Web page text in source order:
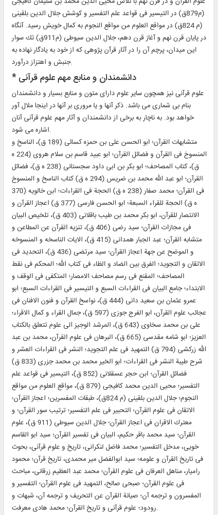
(م‏879ق) در التيسير فى قواعد علم التفسير و كوشش جلال الدين بلقينى
(م 824ق) در مواقع العلوم من مواقع النجوم به كمال خويش رسيد. آن‏گاه
در پايان قرن نهم و آغاز قرن دهم، جلال الدين سيوطى (م‏911ق) تك سوار
اين ميدان، پرچم آن را در آثار قرآن پژوهى كه از خود به يادگار نهاده به
جنبش و اهتزاز درآورد.
* دانشمندان و منابع مهم علوم قرآنى‏
علوم قرآنى نيز همچون ساير علوم داراى متون و منابع بسيار و دانشمندان
بنام بى شمارى مى باشد. ذكر آنها و يا مرورى بر آنها در اينجا ملال آور
خواهد بود. به ناچار به برخى از دانشمندان و آثار مهم علوم قرآنى آنان
اشاره مى شود.
متشابهات القرآن؛ ابو الحسن على بن حمزه كسائى (189 ق)، الناسخ و
المنسوخ فى القرآن و فضائل القرآن؛ ابو عبيد قاسم بن سلام هروى (224 ه
ق)، كتاب المصاحف؛ ابو بكر بن ابى داود سجستانى (238 ه ق)، فضائل
القرآن؛ ابو عبد الله محمد بن ضريس (294 ه ق) كتاب الناسخ و المنسوخ
فى القرآن؛ محمد صفار (238 ه ق) الحجة فى القراءات؛ ابن خالويه (370
ه ق) الحجة للقراء السبعة؛ ابو الحسن فارسى (377 ق) اعجاز القرآن و
الانتصار للقرآن، ابو بكر محمد بن طيب باقلانى (403 ق)، تلخيص البيان
فى مجازات القرآن؛ سيد رضى (406 ق)، تنزيه القرآن عن المطاعن و
متشابه القرآن؛ عبد الجبار همدانى (415 ق)، الايات الناسخه و المنسوخه
و الموضح عن جهة اعجاز القرآن؛ سيد مرتضى (436 ق)، التحديد فى
الاتقان و التجويد؛ الفرق بين الضاد و الظاء فى كتاب الله؛ المحكم فى نقط
المصاحف؛ المقنع فى رسم مصاحف الامصار؛ المتكفى فى الوقف و
الابتداء؛ جامع البيان فى القراءات السبع و التيسير فى القراءات السبع؛ ابو
عمرو عثمان بن سعيد دانى (444 ق)، نواسخ القرآن و فنون الافنان فى
عجائب علوم القرآن، ابو الفرج جوزى (597 ق)، جمال القراء و كمال الاقراء؛
على بن محمد سخاوى (643 ق)، المرشد الوجيز الى علوم تتعلق بالكتاب
العزيز؛ ابو شامه مقدسى (665 ق)، البرهان فى علوم القرآن، محمد بن عبد
الله زركشى (794 ق) التمهيد فى علم التجويد؛ النشر فى القراءات العشر و
شرح طيبة النشر فى القراءات؛ ابو الخير محمد بن محمد جزرى (833 ق)
فضائل القرآن؛ ابن حجر عسقلانى (852 ق)، التيسير فى قواعد علم
التفسير؛ محيى الدين محمد كافيجى (879 ق)، مواقع العلوم من مواقع
النجوم؛ جلال الدين بلقينى (م 824ق)، طبقات المفسرين؛ اعجاز القرآن؛
الاتقان فى علوم القرآن؛ التحبير فى علم التفسير؛ ترتيب سور القرآن؛ و
معترك الاقران فى اعجاز القرآن؛ جلال الدين سيوطى (911 ق)، علوم
القرآن؛ سيد محمد باقر حكيم، البيان فى تفسير القرآن؛ سيد ابو القاسم
خويى، مدخل التفسير؛ محمد فاضل لنكرانى، تاريخ و علوم قرآنى، بحوث
فى تاريخ القرآن و علومه؛ سيد ابوالفضل مير محمدى، تاريخ قرآن؛ محمود
راميار، مناهل العرفان فى علوم القرآن؛ محمد عبد العظيم زرقانى، مباحث
فى علوم القرآن؛ صبحى صالح، التمهيد فى علوم القرآن؛ التفسير و
المفسرون و ترجمه آن؛ صيانة القرآن عن التحريف و ترجمه آن، شبهات و
رودود؛ علوم قرآنى و تاريخ القرآن؛ محمد هادى معرفت.